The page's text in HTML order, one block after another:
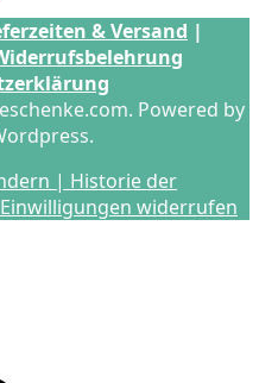
& Versand |
Powered by
| Historie der
Einwilligungen widerrufen